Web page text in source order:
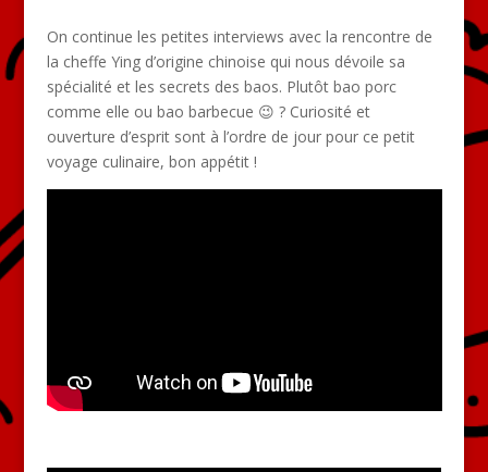
On continue les petites interviews avec la rencontre de
la cheffe Ying d’origine chinoise qui nous dévoile sa
spécialité et les secrets des baos. Plutôt bao porc
comme elle ou bao barbecue 😉 ? Curiosité et
ouverture d’esprit sont à l’ordre de jour pour ce petit
voyage culinaire, bon appétit !